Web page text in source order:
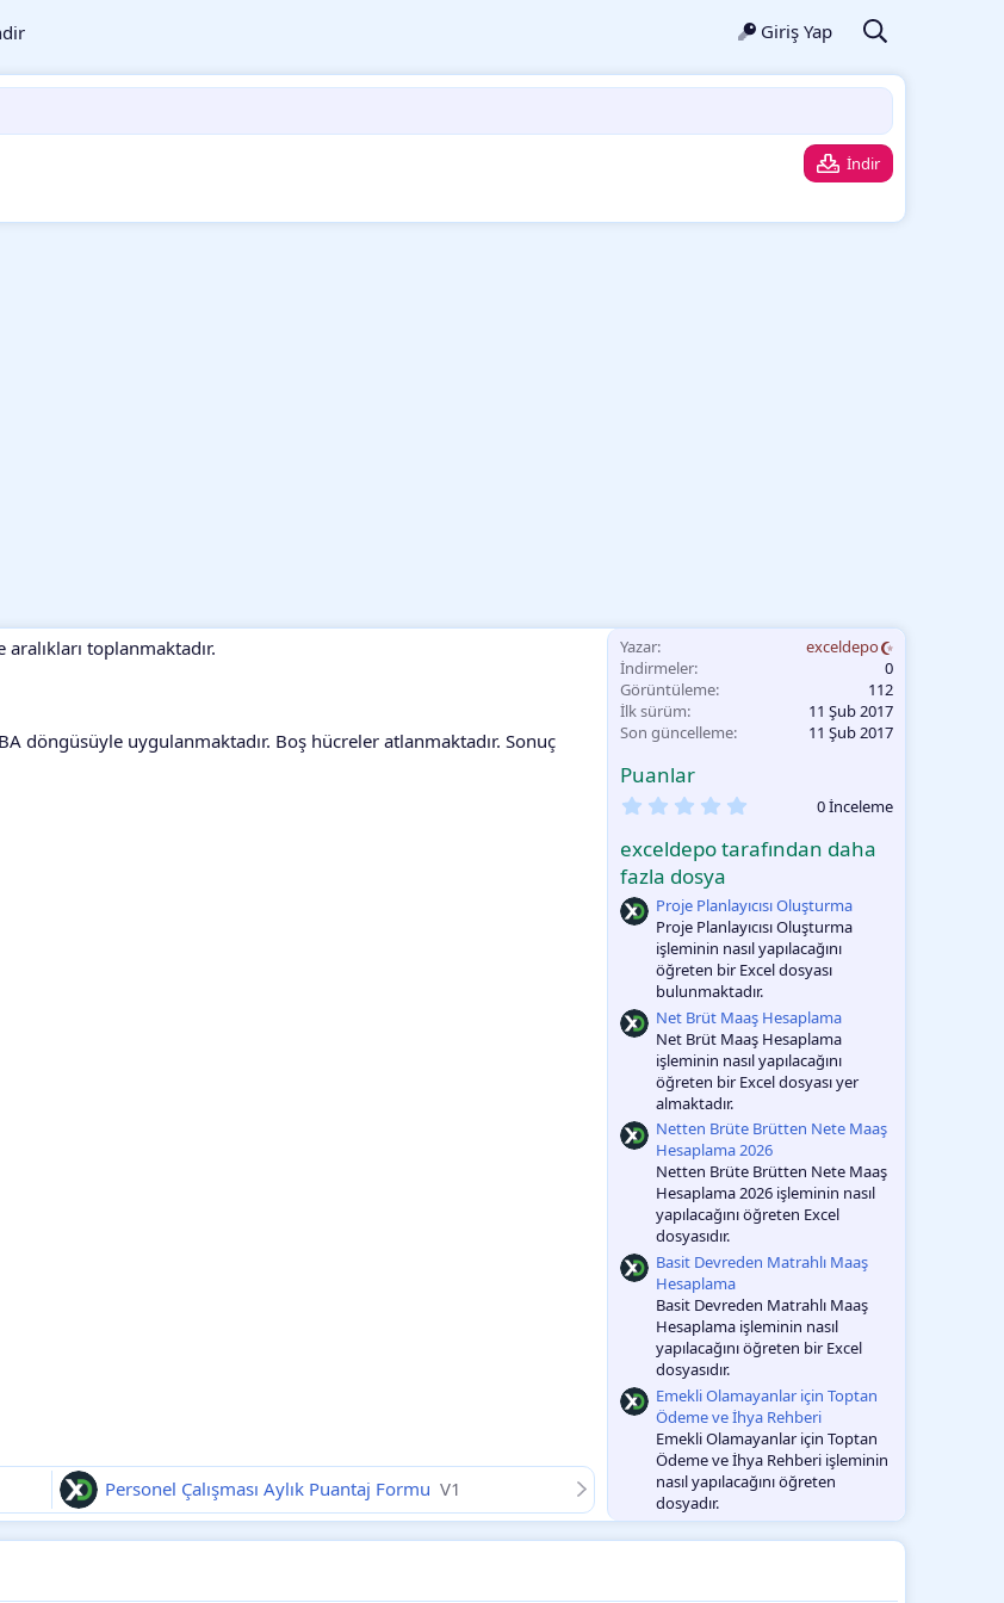
Giriş Yap
İndir
toplanmaktadır.
döngüsüyle uygulanmaktadır. Boş hücreler atlanmaktadır. Sonuç
Personel Çalışması Aylık Puantaj Formu V1
Yazar
exceldepo
İndirmeler
0
Görüntüleme
112
İlk sürüm
11 Şub 2017
Son güncelleme
11 Şub 2017
Puanlar
0
l
a
m
a
0 İnceleme
exceldepo tarafından daha
fazla dosya
Proje Planlayıcısı Oluşturma
Proje Planlayıcısı Oluşturma
işleminin nasıl yapılacağını
öğreten bir Excel dosyası
bulunmaktadır.
Net Brüt Maaş Hesaplama
Net Brüt Maaş Hesaplama
işleminin nasıl yapılacağını
öğreten bir Excel dosyası yer
almaktadır.
Netten Brüte Brütten Nete Maaş
Hesaplama 2026
Netten Brüte Brütten Nete Maaş
Hesaplama 2026 işleminin nasıl
yapılacağını öğreten Excel
dosyasıdır.
Basit Devreden Matrahlı Maaş
Hesaplama
Basit Devreden Matrahlı Maaş
Hesaplama işleminin nasıl
yapılacağını öğreten bir Excel
dosyasıdır.
Emekli Olamayanlar için Toptan
Ödeme ve İhya Rehberi
Emekli Olamayanlar için Toptan
Ödeme ve İhya Rehberi işleminin
nasıl yapılacağını öğreten
dosyadır.